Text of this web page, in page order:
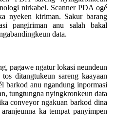
nirkabel. Scanner PDA ogé
nyeken kiriman. Sakur barang
pangiriman anu salah bakal
data.
pagawe ngatur lokasi neundeun
ditangtukeun sareng kaayaan
barkod anu ngandung inpormasi
tungtungna nyingkronkeun data
conveyor ngakuan barkod dina
ka tempat panyimpen